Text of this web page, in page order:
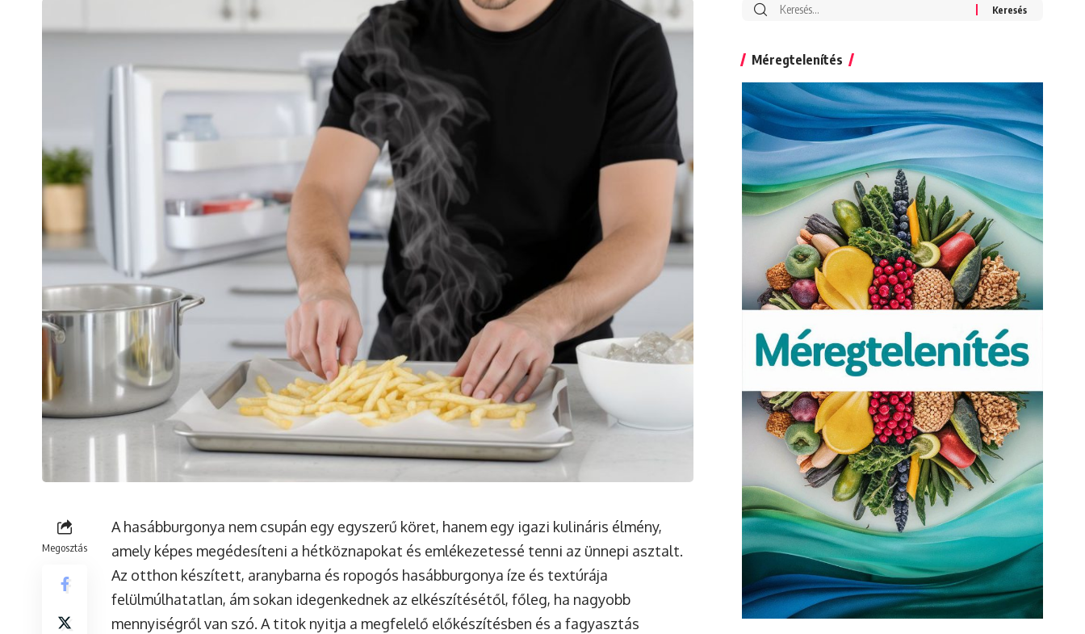
Megosztás
A hasábburgonya nem csupán egy egyszerű köret, hanem egy igazi kulináris élmény,
amely képes megédesíteni a hétköznapokat és emlékezetessé tenni az ünnepi asztalt.
Az otthon készített, aranybarna és ropogós hasábburgonya íze és textúrája
felülmúlhatatlan, ám sokan idegenkednek az elkészítésétől, főleg, ha nagyobb
mennyiségről van szó. A titok nyitja a megfelelő előkészítésben és a fagyasztás
Search
Méregtelenítés